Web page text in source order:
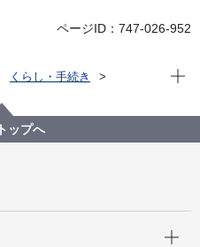
ページID：747-026-952
くらし・手続き
現在
ップへ